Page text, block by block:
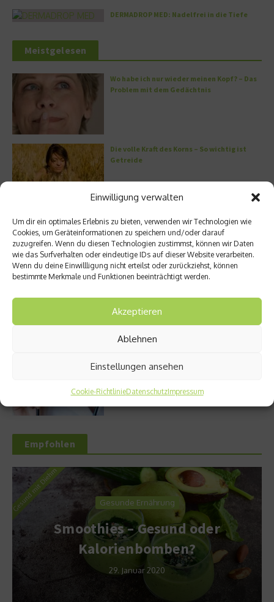
Einwilligung verwalten
Um dir ein optimales Erlebnis zu bieten, verwenden wir Technologien wie
Cookies, um Geräteinformationen zu speichern und/oder darauf
zuzugreifen. Wenn du diesen Technologien zustimmst, können wir Daten
wie das Surfverhalten oder eindeutige IDs auf dieser Website verarbeiten.
Wenn du deine Einwillligung nicht erteilst oder zurückziehst, können
bestimmte Merkmale und Funktionen beeinträchtigt werden.
Akzeptieren
Ablehnen
Einstellungen ansehen
Cookie-RichtlinieDatenschutzImpressum
DERMADROP MED: Nadelfrei in die Tiefe
Meistgelesen
Wo habe ich nur wieder meinen Kopf? – Das
Problem mit dem Gedächtnis
Die volle Kraft des Korns – So wichtig ist
Getreide
Entzündung der Nebenhöhlen: Symptome
und verschiedene Formen
Ursachen und Hilfe
Empfohlen
Gesunde Ernährung
Smoothies – Gesund oder
Kalorienbomben?
29. Januar 2020